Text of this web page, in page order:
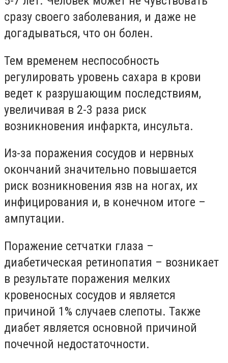
сразу своего заболевания, и даже не
догадываться, что он болен.
Тем временем неспособность
регулировать уровень сахара в крови
ведет к разрушающим последствиям,
увеличивая в 2-3 раза риск
возникновения инфаркта, инсульта.
Из-за поражения сосудов и нервных
окончаний значительно повышается
риск возникновения язв на ногах, их
инфицирования и, в конечном итоге –
ампутации.
Поражение сетчатки глаза –
диабетическая ретинопатия – возникает
в результате поражения мелких
кровеносных сосудов и является
причиной 1% случаев слепоты. Также
диабет является основной причиной
почечной недостаточности.